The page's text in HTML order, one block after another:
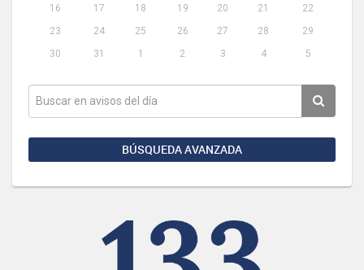
16
17 18 19 20 21
22
23
24 25 26 27 28
29
30
31 1 2 3 4 5
BÚSQUEDA AVANZADA